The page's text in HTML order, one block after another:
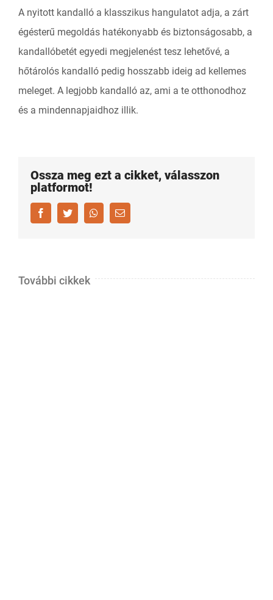
A nyitott kandalló a klasszikus hangulatot adja, a zárt
égésterű megoldás hatékonyabb és biztonságosabb, a
kandallóbetét egyedi megjelenést tesz lehetővé, a
hőtárolós kandalló pedig hosszabb ideig ad kellemes
meleget. A legjobb kandalló az, ami a te otthonodhoz
és a mindennapjaidhoz illik.
Ossza meg ezt a cikket, válasszon
platformot!
FacebookTwitter WhatsappEmail
További cikkek